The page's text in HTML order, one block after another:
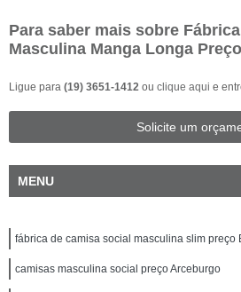
Para saber mais sobre
Masculina Manga Longa
Ligue para (19) 3651-1412 ou clique aqui e
Solicite um
MENU
fábrica de camisa social masculina slim preço
camisas masculina social preço Arceburgo